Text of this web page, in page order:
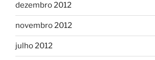
dezembro 2012
novembro 2012
julho 2012